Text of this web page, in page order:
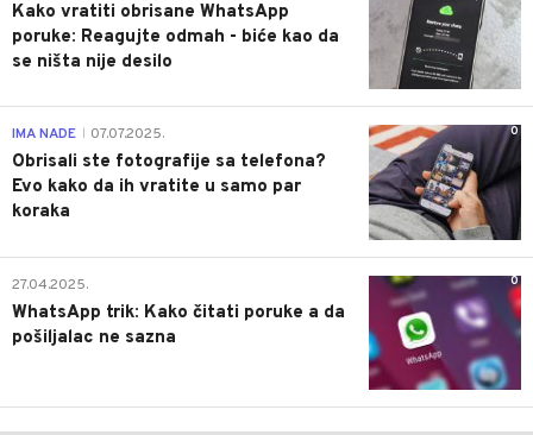
Kako vratiti obrisane WhatsApp
poruke: Reagujte odmah - biće kao da
se ništa nije desilo
0
IMA NADE 07.07.2025.
Obrisali ste fotografije sa telefona?
Evo kako da ih vratite u samo par
koraka
0
27.04.2025.
WhatsApp trik: Kako čitati poruke a da
pošiljalac ne sazna